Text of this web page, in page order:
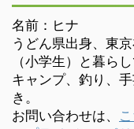
名前：ヒナ
うどん県出身、東
（小学生）と暮ら
キャンプ、釣り、
き。
お問い合わせは、